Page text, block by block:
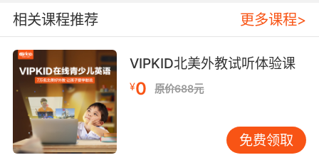
相关课程推荐 更多课程>
VIPKID北美外教试听体验课
¥0 原价688元
免费领取